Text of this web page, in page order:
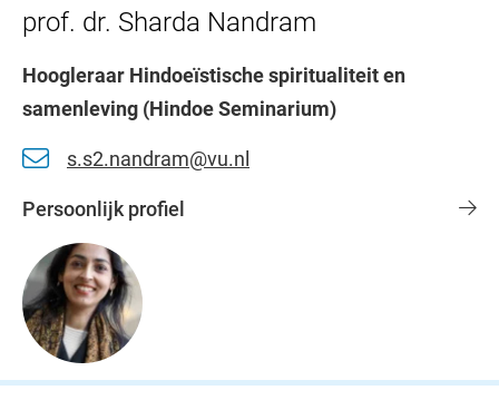
prof. dr. Sharda Nandram
Hoogleraar Hindoeïstische spiritualiteit en
samenleving (Hindoe Seminarium)
s.s2.nandram@vu.nl
Persoonlijk profiel